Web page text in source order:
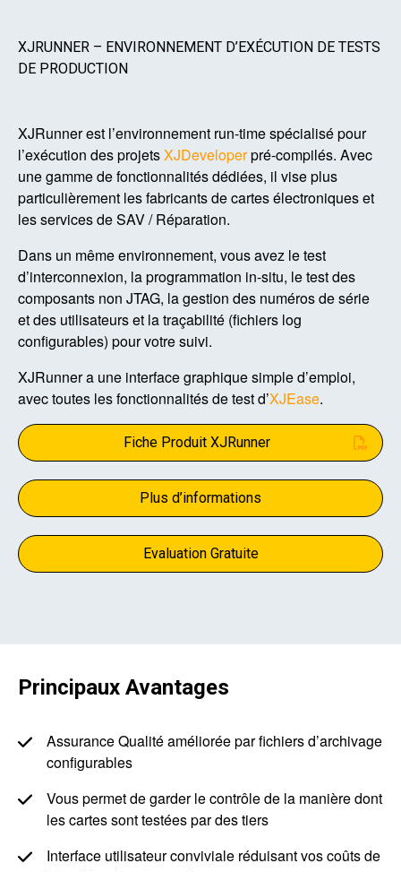
XJRUNNER – ENVIRONNEMENT D’EXÉCUTION DE TESTS
DE PRODUCTION
XJRunner est l’environnement run-time spécialisé pour
l’exécution des projetsXJDeveloperpré-compilés. Avec
une gamme de fonctionnalités dédiées, il vise plus
particulièrement les fabricants de cartes électroniques et
les services de SAV / Réparation.
Dans un même environnement, vous avez le test
d’interconnexion, la programmation in-situ, le test des
composants non JTAG, la gestion des numéros de série
et des utilisateurs et la traçabilité (fichiers log
configurables) pour votre suivi.
XJRunner a une interface graphique simple d’emploi,
avec toutes les fonctionnalités de test d’XJEase.
Fiche Produit XJRunner
Plus d’informations
Evaluation Gratuite
Principaux Avantages
Assurance Qualité améliorée par fichiers d’archivage
configurables
Vous permet de garder le contrôle de la manière dont
les cartes sont testées par des tiers
Interface utilisateur conviviale réduisant vos coûts de